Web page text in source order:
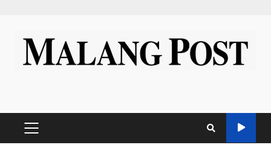
content
PRIMARY